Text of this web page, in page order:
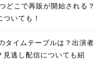
どこで再販が開始される？
いても！
タイムテーブルは？出演者
逃し配信についても紹